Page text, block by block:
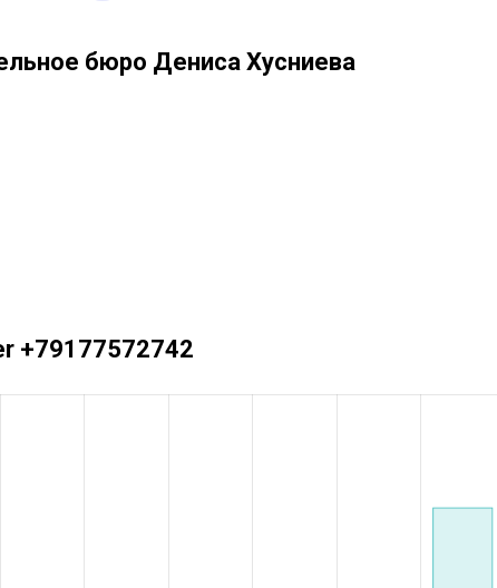
бюро Дениса Хусниева
+79177572742